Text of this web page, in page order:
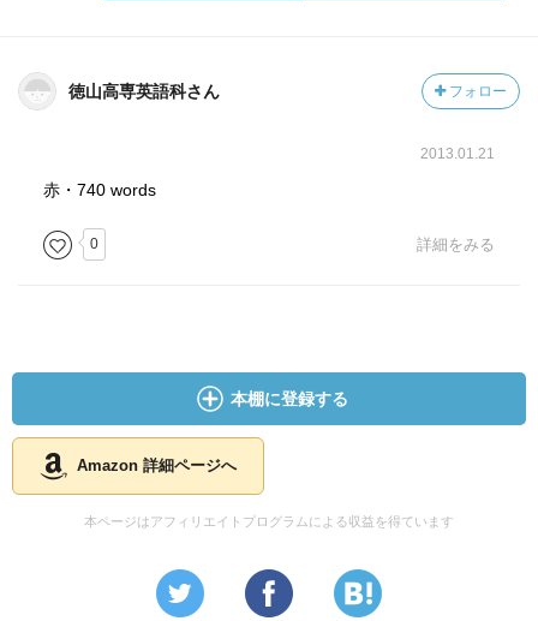
徳山高専英語科さん フォロー
2013.01.21
赤・740 words
0 詳細をみる
本棚に登録する
Amazon 詳細ページへ
本ページはアフィリエイトプログラムによる収益を得ています